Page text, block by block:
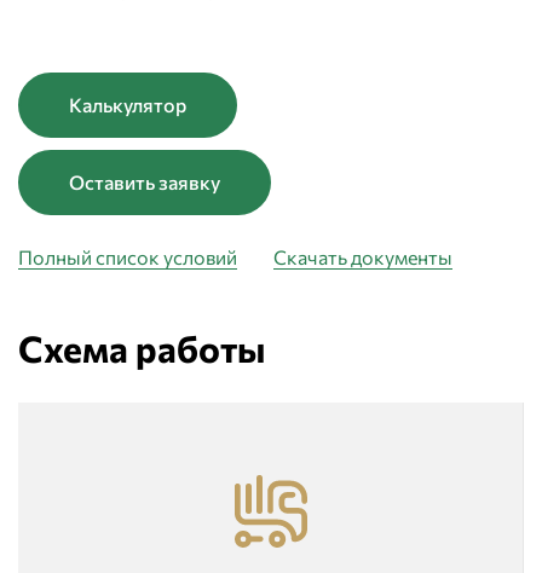
Калькулятор
Оставить заявку
Полный список условий Скачать документы
Схема работы